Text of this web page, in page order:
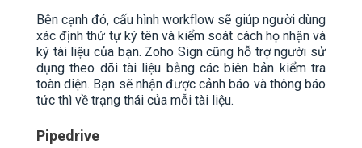
Bên cạnh đó, cấu hình workflow sẽ giúp người dùng
xác định thứ tự ký tên và kiểm soát cách họ nhận và
ký tài liệu của bạn. Zoho Sign cũng hỗ trợ người sử
dụng theo dõi tài liệu bằng các biên bản kiểm tra
toàn diện. Bạn sẽ nhận được cảnh báo và thông báo
tức thì về trạng thái của mỗi tài liệu.
Pipedrive